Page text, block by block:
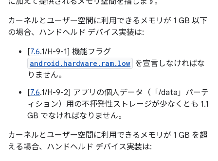
カーネルとユーザー空間に利用できるメモリが 1 GB 以下
の場合、ハンドヘルド デバイス実装は:
[7.6.1/H-9-1] 機能フラグ
android.hardware.ram.low を宣言しなければな
りません。
[7.6.1/H-9-2] アプリの個人データ（「/data」パーテ
ィション）用の不揮発性ストレージが少なくとも 1.1
GB でなければなりません。
カーネルとユーザー空間に利用できるメモリが 1 GB を超
える場合、ハンドヘルド デバイス実装は: